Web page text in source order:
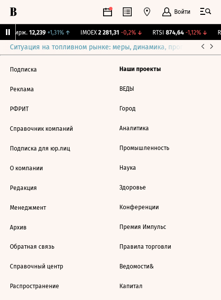
Войти
Бирж. 12,239 +1,31%↑ IMOEX 2 281,31 -0,2%↓ RTSI 874,64 -1,12%↓
Ситуация на топливном рынке: меры, динамика, прогнозы
Подписка
Реклама
РФРИТ
Справочник компаний
Подписка для юр.лиц
О компании
Редакция
Менеджмент
Архив
Обратная связь
Справочный центр
Распространение
Наши проекты
ВЕДЫ
Город
Аналитика
Промышленность
Наука
Здоровье
Конференции
Премия Импульс
Правила торговли
Ведомости&
Капитал